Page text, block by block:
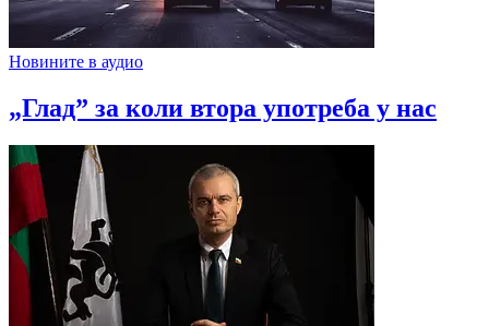
Новините в аудио
„Глад” за коли втора употреба у нас